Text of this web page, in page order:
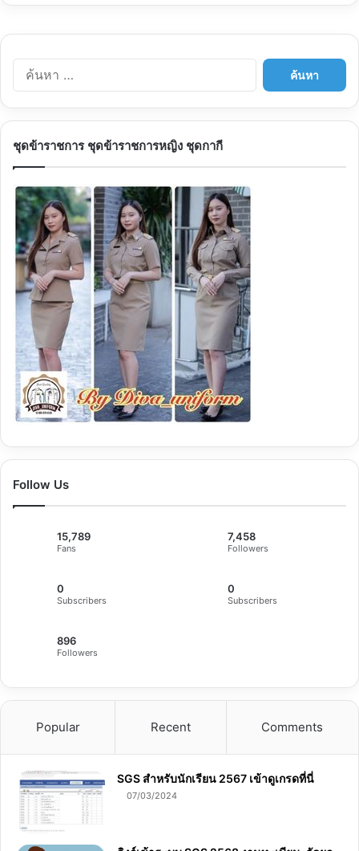
ค้นหา
สำหรับ:
ชุดข้าราชการ ชุดข้าราชการหญิง ชุดกากี
Follow Us
15,789
Fans
7,458
Followers
0
Subscribers
0
Subscribers
896
Followers
Popular Recent Comments
SGS สําหรับนักเรียน 2567 เข้าดูเกรดที่นี่
07/03/2024